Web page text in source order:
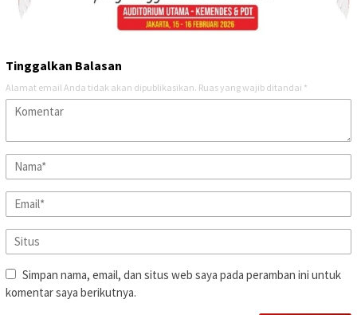
Tinggalkan Balasan
Alamat email Anda tidak akan dipublikasikan. Ruas yang wajib ditandai *
Simpan nama, email, dan situs web saya pada peramban ini untuk
komentar saya berikutnya.